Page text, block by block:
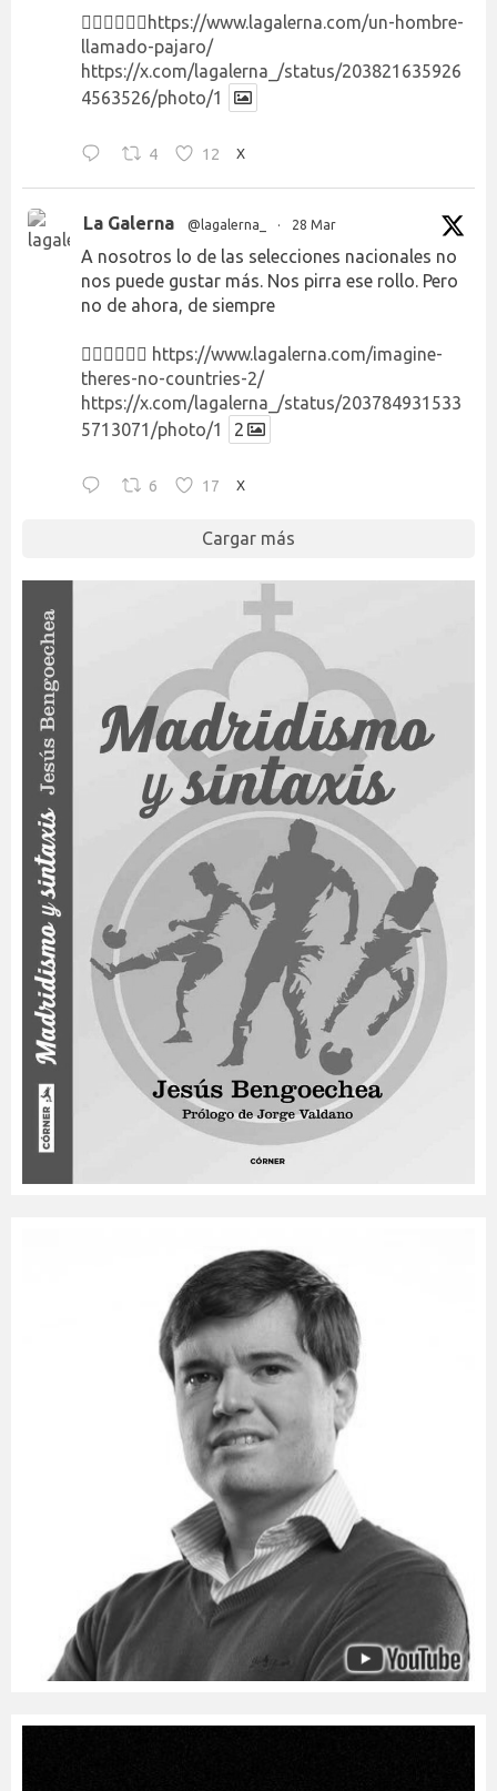
👉🏻👉🏻👉🏻 https://www.lagalerna.com/un-hombre-
llamado-pajaro/
https://x.com/lagalerna_/status/203821635926
4563526/photo/1
4 12 X
La Galerna @lagalerna_ · 28 Mar
A nosotros lo de las selecciones nacionales no
nos puede gustar más. Nos pirra ese rollo. Pero
no de ahora, de siempre
👉🏻👉🏻👉🏻 https://www.lagalerna.com/imagine-
theres-no-countries-2/
https://x.com/lagalerna_/status/203784931533
5713071/photo/1
2
6 17 X
Cargar más